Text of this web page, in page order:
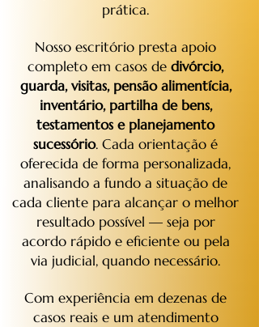
prática.
Nosso escritório presta apoio
completo em casos de divórcio,
guarda, visitas, pensão alimentícia,
inventário, partilha de bens,
testamentos e planejamento
sucessório. Cada orientação é
oferecida de forma personalizada,
analisando a fundo a situação de
cada cliente para alcançar o melhor
resultado possível — seja por
acordo rápido e eficiente ou pela
via judicial, quando necessário.
Com experiência em dezenas de
casos reais e um atendimento